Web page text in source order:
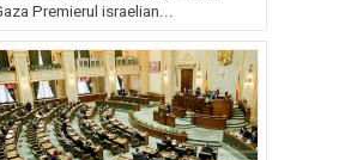
Premierul israelian...